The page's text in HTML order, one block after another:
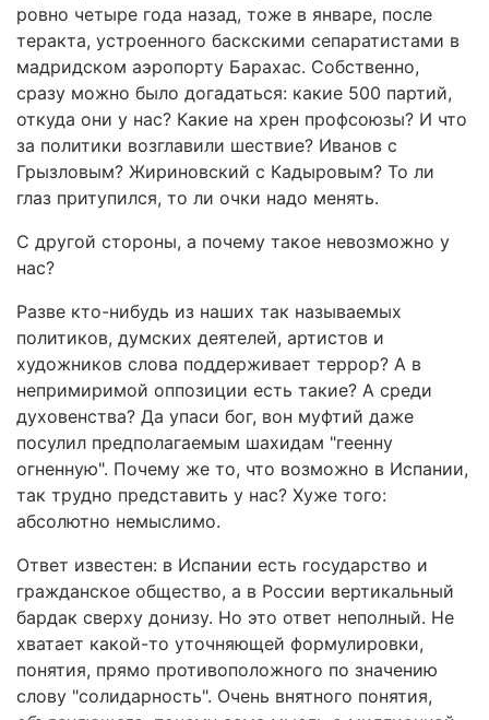
ровно четыре года назад, тоже в январе, после
теракта, устроенного баскскими сепаратистами в
мадридском аэропорту Барахас. Собственно,
сразу можно было догадаться: какие 500 партий,
откуда они у нас? Какие на хрен профсоюзы? И что
за политики возглавили шествие? Иванов с
Грызловым? Жириновский с Кадыровым? То ли
глаз притупился, то ли очки надо менять.
С другой стороны, а почему такое невозможно у
нас?
Разве кто-нибудь из наших так называемых
политиков, думских деятелей, артистов и
художников слова поддерживает террор? А в
непримиримой оппозиции есть такие? А среди
духовенства? Да упаси бог, вон муфтий даже
посулил предполагаемым шахидам "геенну
огненную". Почему же то, что возможно в Испании,
так трудно представить у нас? Хуже того:
абсолютно немыслимо.
Ответ известен: в Испании есть государство и
гражданское общество, а в России вертикальный
бардак сверху донизу. Но это ответ неполный. Не
хватает какой-то уточняющей формулировки,
понятия, прямо противоположного по значению
слову "солидарность". Очень внятного понятия,